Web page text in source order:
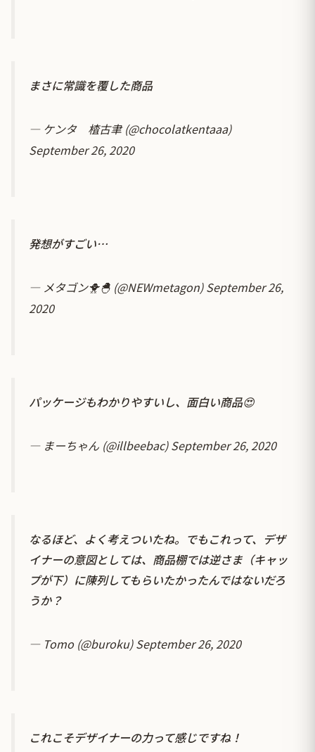
まさに常識を覆した商品
— ケンタ 楂古聿 (@chocolatkentaaa)
September 26, 2020
発想がすごい…
— メタゴン🐥🐣 (@NEWmetagon)September 26,
2020
パッケージもわかりやすいし、面白い商品😍
— まーちゃん (@illbeebac)September 26, 2020
なるほど、よく考えついたね。でもこれって、デザ
イナーの意図としては、商品棚では逆さま（キャッ
プが下）に陳列してもらいたかったんではないだろ
うか？
— Tomo (@buroku)September 26, 2020
これこそデザイナーの力って感じですね！